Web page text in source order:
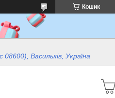
Кошик
08600), Васильків, Україна